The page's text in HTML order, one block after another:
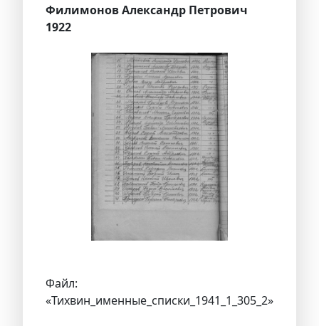
Филимонов Александр Петрович
1922
Файл:
«Тихвин_именные_списки_1941_1_305_2»